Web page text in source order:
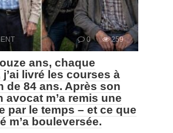
0 259
ans, chaque
livré les courses à
de 84 ans. Après son
avocat m’a remis une
par le temps – et ce que
m’a bouleversée.